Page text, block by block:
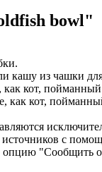
bowl"
кашу из чашки
кот,
как кот,
с
опцию "Сообщить